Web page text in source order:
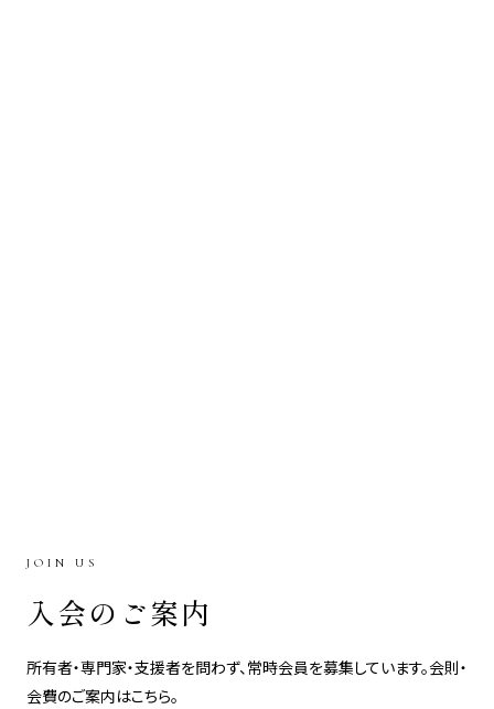
JOIN US
入会のご案内
所有者・専門家・支援者を問わず、常時会員を募集しています。会則・
会費のご案内はこちら。